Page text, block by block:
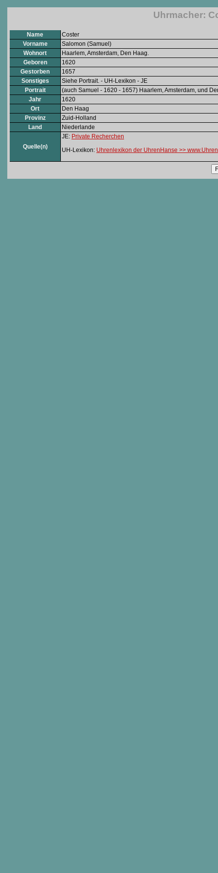
Uhrmacher:
Name
Coster
Vorname
Salomon (Samuel)
Wohnort
Haarlem, Amsterdam, Den Haag.
Geboren
1620
Gestorben
1657
Sonstiges
Siehe Portrait. - UH-Lexikon - JE
Portrait
(auch Samuel - 1620 - 1657) Haarlem, Amsterdam, und
Jahr
1620
Ort
Den Haag
Provinz
Zuid-Holland
Land
Niederlande
Quelle(n)
JE: Private Recherchen
UH-Lexikon: Uhrenlexikon der UhrenHanse >>